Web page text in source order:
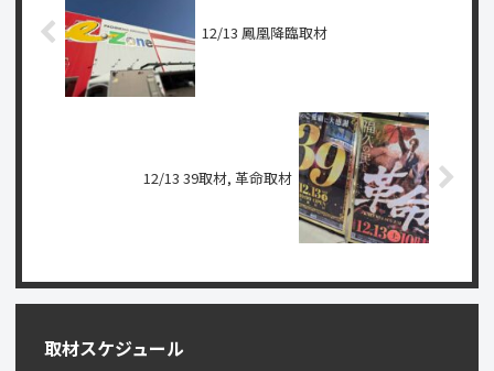
12/13 鳳凰降臨取材
12/13 39取材, 革命取材
取材スケジュール